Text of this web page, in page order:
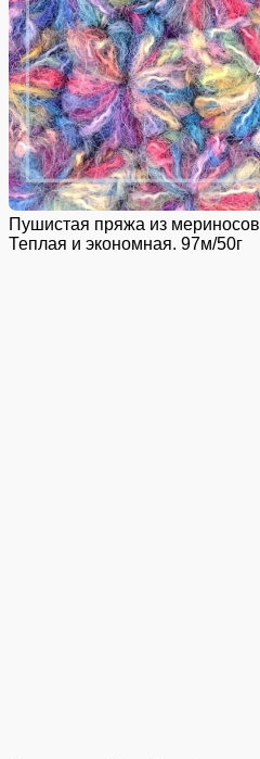
Пушистая пряжа из
Теплая и экономная. 97м/50г